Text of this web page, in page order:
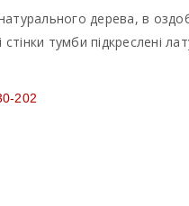
дерева, в
тумби підкреслені
202